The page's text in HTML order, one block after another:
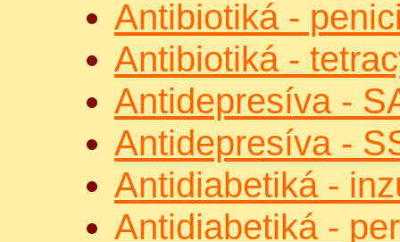
Antibiotiká -
Antibiotiká -
Antidepresíva -
Antidepresíva -
Antidiabetiká -
Antidiabetiká -